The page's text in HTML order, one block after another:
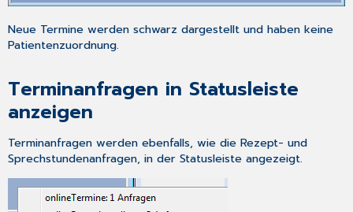
Neue Termine werden schwarz dargestellt und haben keine
Patientenzuordnung.
Terminanfragen in Statusleiste
anzeigen
Terminanfragen werden ebenfalls, wie die Rezept- und
Sprechstundenanfragen, in der Statusleiste angezeigt.